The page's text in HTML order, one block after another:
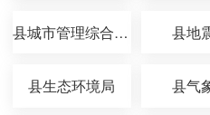
县城市管理综合执法局 县地
县生态环境局 县气